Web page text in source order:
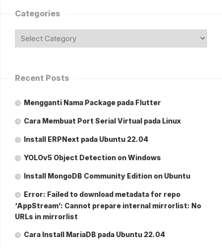
Categories
Recent Posts
Mengganti Nama Package pada Flutter
Cara Membuat Port Serial Virtual pada Linux
Install ERPNext pada Ubuntu 22.04
YOLOv5 Object Detection on Windows
Install MongoDB Community Edition on Ubuntu
Error: Failed to download metadata for repo
‘AppStream’: Cannot prepare internal mirrorlist: No
URLs in mirrorlist
Cara Install MariaDB pada Ubuntu 22.04